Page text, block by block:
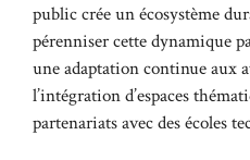
public crée un écosystème
pérenniser cette dynamique
une adaptation continue aux
l’intégration d’espaces
partenariats avec des écoles